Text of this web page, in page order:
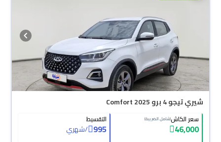
شيري تيجو 4 برو Comfort 2025
سعر الكاش(شامل الضريبة)
46,000
التقسيط
995
/شهري